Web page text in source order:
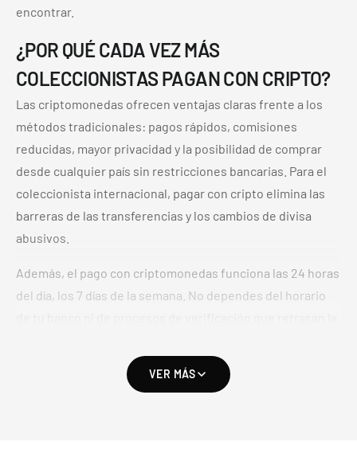
encontrar.
¿POR QUÉ CADA VEZ MÁS
COLECCIONISTAS PAGAN CON CRIPTO?
Las criptomonedas ofrecen ventajas claras frente a los
métodos tradicionales: pagos rápidos, comisiones
reducidas, mayor privacidad y la posibilidad de comprar
desde cualquier país sin restricciones bancarias. Para el
coleccionista internacional, pagar con cripto elimina las
barreras de las transferencias y los cambios de divisa
abusivos.
Además, el pago con criptomonedas funciona las 24 horas
del día, los 7 días de la semana. No dependes del horario
Pagos sin volatilidad con stablecoins
VER MÁS